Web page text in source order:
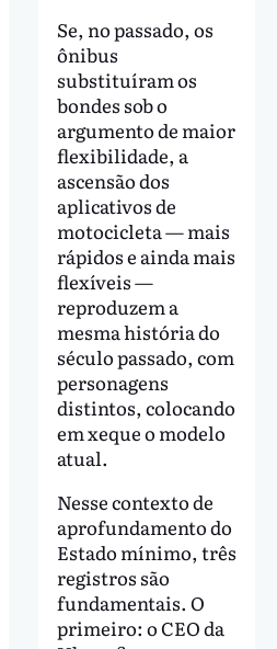
Se, no passado, os
ônibus
substituíram os
bondes sob o
argumento de maior
flexibilidade, a
ascensão dos
aplicativos de
motocicleta — mais
rápidos e ainda mais
flexíveis —
reproduzem a
mesma história do
século passado, com
personagens
distintos, colocando
em xeque o modelo
atual.
Nesse contexto de
aprofundamento do
Estado mínimo, três
registros são
fundamentais. O
primeiro: o CEO da